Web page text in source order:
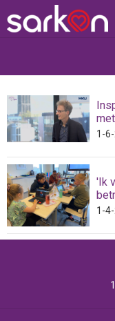
Home
1-
'Ik
1-